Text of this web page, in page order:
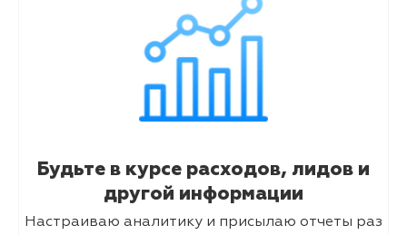
Будьте в курсе расходов, лидов и
другой информации
Настраиваю аналитику и присылаю отчеты раз